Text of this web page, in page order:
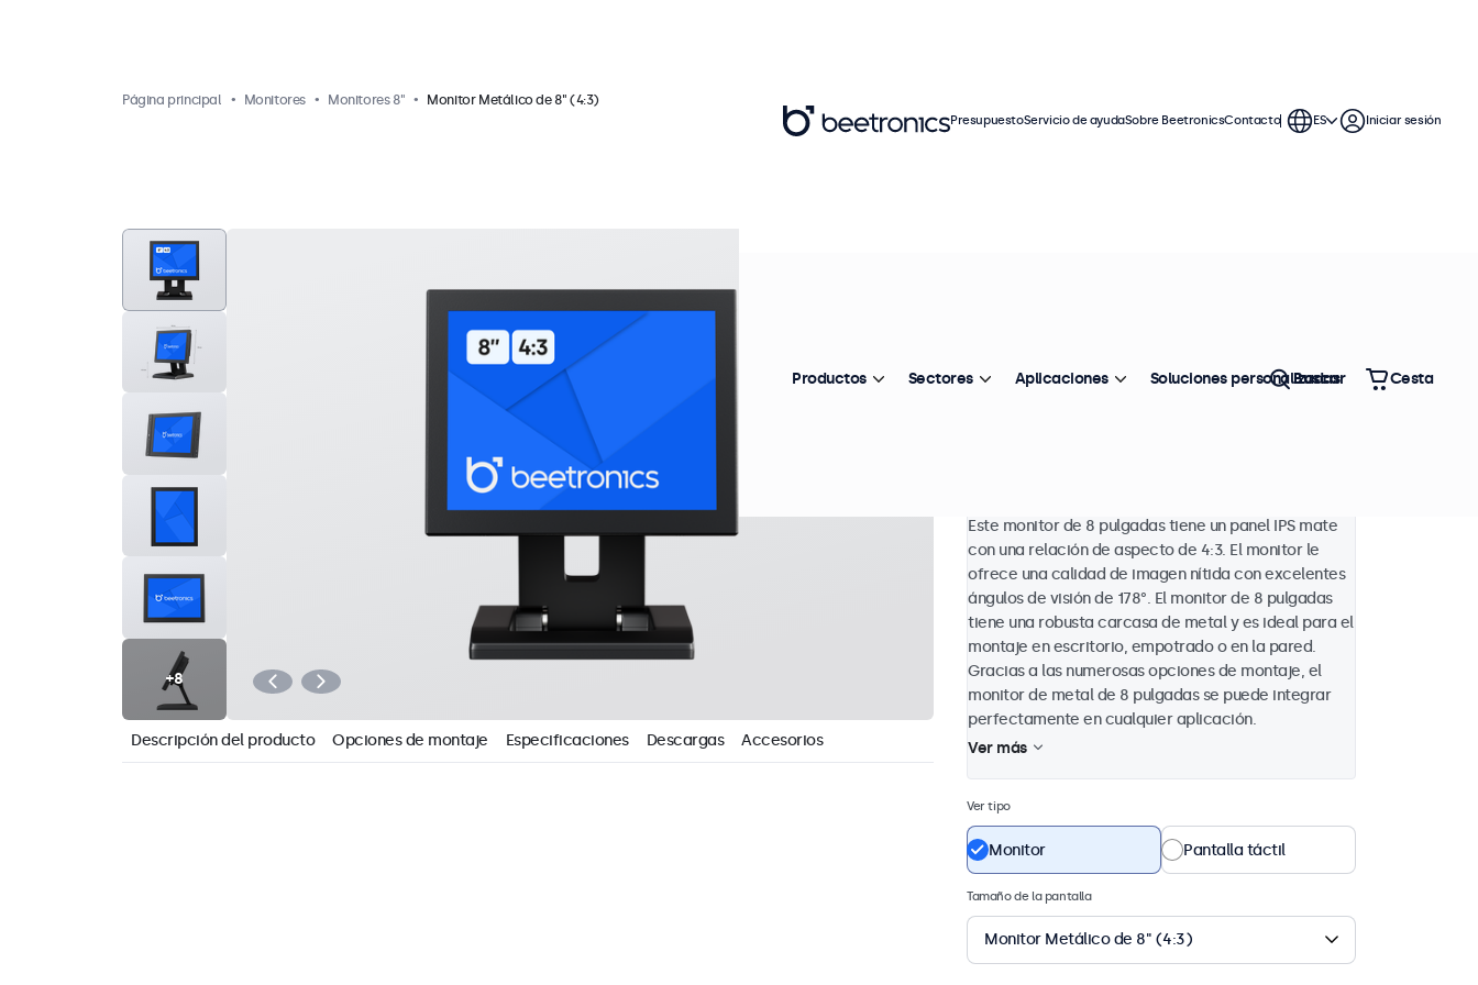
Página principal Monitores Monitores 8" Monitor Metálico de 8" (4:3)
Descripción del producto Opciones de montaje Especificaciones Descargas Accesorios
Información del producto
Este monitor de 8 pulgadas tiene un panel IPS mate
con una relación de aspecto de 4:3. El monitor le
ofrece una calidad de imagen nítida con excelentes
ángulos de visión de 178°. El monitor de 8 pulgadas
tiene una robusta carcasa de metal y es ideal para el
montaje en escritorio, empotrado o en la pared.
Gracias a las numerosas opciones de montaje, el
monitor de metal de 8 pulgadas se puede integrar
perfectamente en cualquier aplicación.
Ver más
Ver tipo
Monitor Pantalla táctil
Tamaño de la pantalla
Monitor Metálico de 8" (4:3)
PresupuestoServicio de ayudaSobre BeetronicsContacto ES Iniciar sesión
Productos Sectores Aplicaciones Soluciones personalizadas
Buscar Cesta